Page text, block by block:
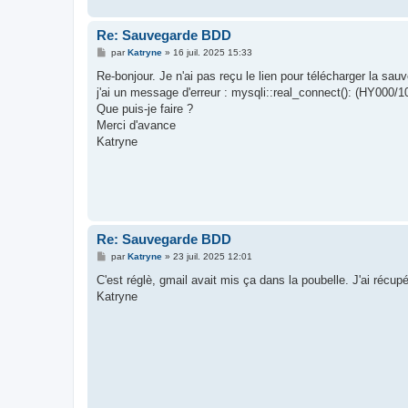
Re: Sauvegarde BDD
M
s
a
g
parKatryne» 16 juil. 2025 15:33
Re-bonjour. Je n'ai pas reçu le lien pour télécharger la
j'ai un message d'erreur : mysqli::real_connect(): (HY000/
Que puis-je faire ?
Merci d'avance
Katryne
Re: Sauvegarde BDD
M
s
a
parKatryne» 23 juil. 2025 12:01
C'est réglè, gmail avait mis ça dans la poubelle. J'ai
Katryne